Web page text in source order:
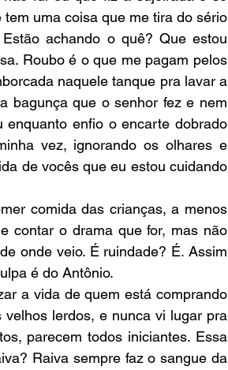
uma coisa que me tira do sério
achando o quê? Que estou
Roubo é o que me pagam pelos
naquele tanque pra lavar a
bagunça que o senhor fez e nem
enfio o encarte dobrado
vez, ignorando os olhares e
de vocês que eu estou cuidando
contar o drama que for, mas não
onde veio. É ruindade? É. Assim
é do Antônio.
lerdos, e nunca vi lugar pra
parecem todos iniciantes. Essa
Raiva sempre faz o sangue da